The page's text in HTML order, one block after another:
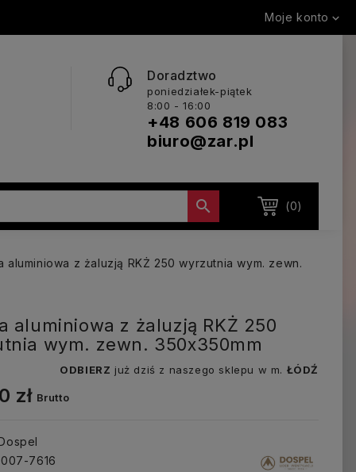
Moje konto 
Doradztwo
poniedziałek-piątek
8:00 - 16:00
+48 606 819 083
biuro@zar.pl
(0)

aluminiowa z żaluzją RKŻ 250 wyrzutnia wym. zewn.
aluminiowa z żaluzją RKŻ 250
wym. zewn. 350x350mm
ODBIERZ już dziś z naszego sklepu w m. ŁÓDŹ
zł Brutto
007-7616